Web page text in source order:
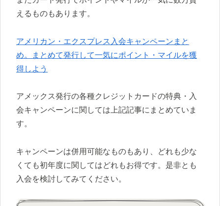
えるものもあります。
アメリカン・エクスプレス入会キャンペーンまと
め。まとめて発行して一気にポイント・マイルを獲
得しよう
アメックス発行の各種クレジットカードの特典・入
会キャンペーンに関しては上記記事にまとめていま
す。
キャンペーンは併用可能なものもあり、どれも少な
くても初年度に関してはどれもお得です。是非とも
入会を検討してみてください。